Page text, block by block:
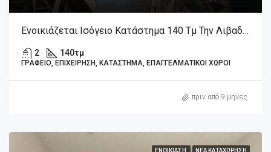
Ενοικιάζεται Ισόγειο Κατάστημα 140 Τμ Την Λιβαδειά.
2 140τμ
ΓΡΑΦΕΊΟ, ΕΠΙΧΕΊΡΗΣΗ, ΚΑΤΆΣΤΗΜΑ, ΕΠΑΓΓΕΛΜΑΤΙΚΟΊ ΧΏΡΟΙ
πριν από 9 μήνες
ΕΝΟΙΚΊΑΣΗ ΝΈΑ ΚΑΤΑΧΏΡΗΣΗ